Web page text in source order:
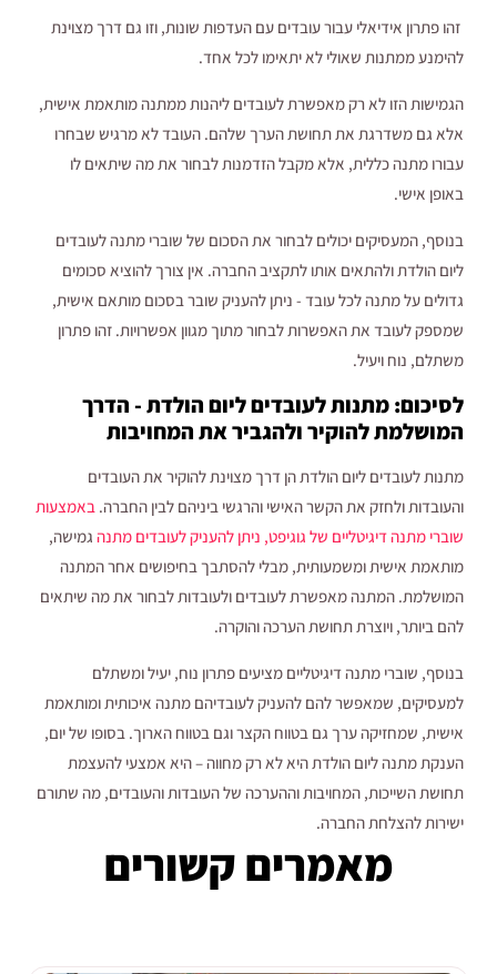
זהו פתרון אידיאלי עבור עובדים עם העדפות שונות, וזו גם דרך מצוינת
להימנע ממתנות שאולי לא יתאימו לכל אחד.
הגמישות הזו לא רק מאפשרת לעובדים ליהנות ממתנה מותאמת אישית,
אלא גם משדרגת את תחושת הערך שלהם. העובד לא מרגיש שבחרו
עבורו מתנה כללית, אלא מקבל הזדמנות לבחור את מה שיתאים לו
באופן אישי.
בנוסף, המעסיקים יכולים לבחור את הסכום של שוברי מתנה לעובדים
ליום הולדת ולהתאים אותו לתקציב החברה. אין צורך להוציא סכומים
גדולים על מתנה לכל עובד - ניתן להעניק שובר בסכום מותאם אישית,
שמספק לעובד את האפשרות לבחור מתוך מגוון אפשרויות. זהו פתרון
משתלם, נוח ויעיל.
לסיכום: מתנות לעובדים ליום הולדת - הדרך
המושלמת להוקיר ולהגביר את המחויבות
מתנות לעובדים ליום הולדת הן דרך מצוינת להוקיר את העובדים
והעובדות ולחזק את הקשר האישי והרגשי ביניהם לבין החברה. באמצעות
שוברי מתנה דיגיטליים של גוגיפט, ניתן להעניק לעובדים מתנה גמישה,
מותאמת אישית ומשמעותית, מבלי להסתבך בחיפושים אחר המתנה
המושלמת. המתנה מאפשרת לעובדים ולעובדות לבחור את מה שיתאים
להם ביותר, ויוצרת תחושת הערכה והוקרה.
בנוסף, שוברי מתנה דיגיטליים מציעים פתרון נוח, יעיל ומשתלם
למעסיקים, שמאפשר להם להעניק לעובדיהם מתנה איכותית ומותאמת
אישית, שמחזיקה ערך גם בטווח הקצר וגם בטווח הארוך. בסופו של יום,
הענקת מתנה ליום הולדת היא לא רק מחווה – היא אמצעי להעצמת
תחושת השייכות, המחויבות וההערכה של העובדות והעובדים, מה שתורם
ישירות להצלחת החברה.
מאמרים קשורים